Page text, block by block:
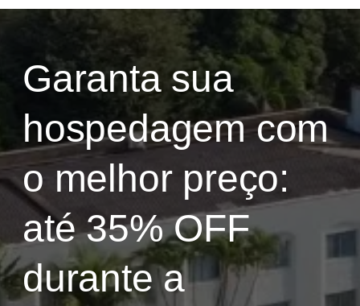
Garanta sua
hospedagem com
o melhor preço:
até 35% OFF
durante a